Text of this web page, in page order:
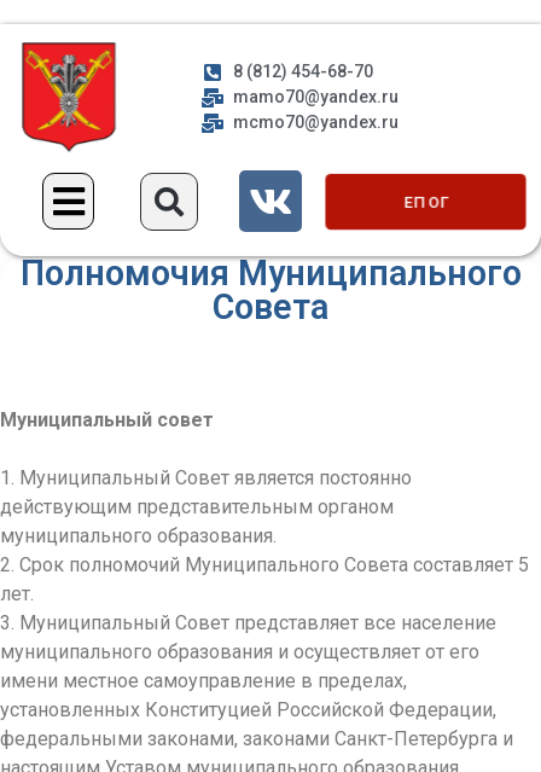
8 (812) 454-68-70
mamo70@yandex.ru
mcmo70@yandex.ru
ЕП ОГ
Полномочия Муниципального
Совета
Муниципальный совет
1. Муниципальный Совет является постоянно
действующим представительным органом
муниципального образования.
2. Срок полномочий Муниципального Совета составляет 5
лет.
3. Муниципальный Совет представляет все население
муниципального образования и осуществляет от его
имени местное самоуправление в пределах,
установленных Конституцией Российской Федерации,
федеральными законами, законами Санкт-Петербурга и